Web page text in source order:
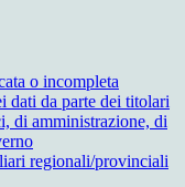
o incompleta
dati da parte dei titolari
di amministrazione, di
regionali/provinciali